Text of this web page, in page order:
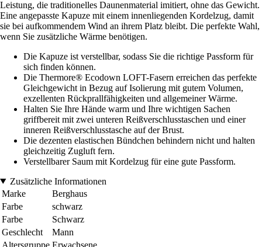
Leistung, die traditionelles Daunenmaterial imitiert, ohne das Gewicht.
Eine angepasste Kapuze mit einem innenliegenden Kordelzug, damit
sie bei aufkommendem Wind an ihrem Platz bleibt. Die perfekte Wahl,
wenn Sie zusätzliche Wärme benötigen.
Die Kapuze ist verstellbar, sodass Sie die richtige Passform für
sich finden können.
Die Thermore® Ecodown LOFT-Fasern erreichen das perfekte
Gleichgewicht in Bezug auf Isolierung mit gutem Volumen,
exzellenten Rückprallfähigkeiten und allgemeiner Wärme.
Halten Sie Ihre Hände warm und Ihre wichtigen Sachen
griffbereit mit zwei unteren Reißverschlusstaschen und einer
inneren Reißverschlusstasche auf der Brust.
Die dezenten elastischen Bündchen behindern nicht und halten
gleichzeitig Zugluft fern.
Verstellbarer Saum mit Kordelzug für eine gute Passform.
Zusätzliche Informationen
Marke
Berghaus
Farbe
schwarz
Farbe
Schwarz
Geschlecht
Mann
Altersgruppe Erwachsene